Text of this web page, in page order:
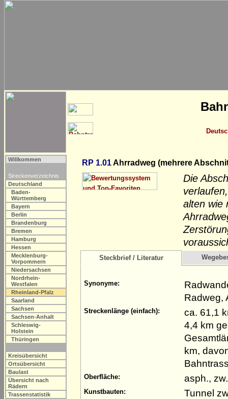
Willkommen
Streckenverzeichnis
Deutschland
Baden-
Württemberg
Bayern
Berlin
Brandenburg
Bremen
Hamburg
Hessen
Mecklenburg-
Vorpommern
Niedersachsen
Nordrhein-
Westfalen
Rheinland-Pfalz
Saarland
Sachsen
Sachsen-Anhalt
Schleswig-
Holstein
Thüringen
Kreisübersicht
Ortsübersicht
Baulast
Übersicht nach
Rädern
Trassenstatistik
RP 1.01Ahrradweg (mehrere
Die
alten wie
Steckbrief / Literatur
Synonyme:
Radweg,
Streckenlänge (einfach):
ca. 61,1
4,4 km
km,
Oberfläche: asph.,
Kunstbauten:
Tunnel